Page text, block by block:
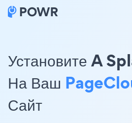
Установите A
На Ваш
Сайт